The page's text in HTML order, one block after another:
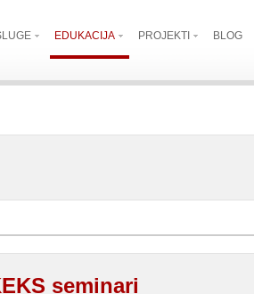
EDUKACIJA PROJEKTI BLOG
seminari